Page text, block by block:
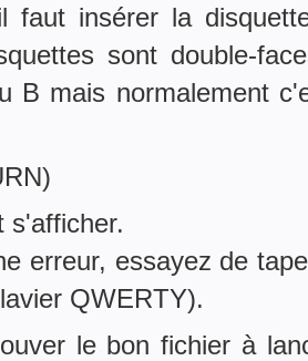
insérer la
sont double-
B mais normalement
s'afficher.
erreur, essayez de
QWERTY).
le bon fichier à